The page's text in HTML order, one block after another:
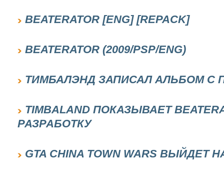
BEATERATOR [ENG] [REPACK]
BEATERATOR (2009/PSP/ENG)
ТИМБАЛЭНД ЗАПИСАЛ АЛЬБОМ С
TIMBALAND ПОКАЗЫВАЕТ
РАЗРАБОТКУ
GTA CHINA TOWN WARS ВЫЙДЕТ